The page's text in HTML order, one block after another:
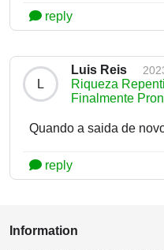
reply
L
Luis Reis
Riqueza
Finalmente
Quando a saida de
reply
Information